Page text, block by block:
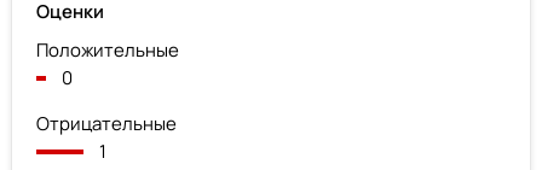
Оценки
Положительные
0
Отрицательные
1